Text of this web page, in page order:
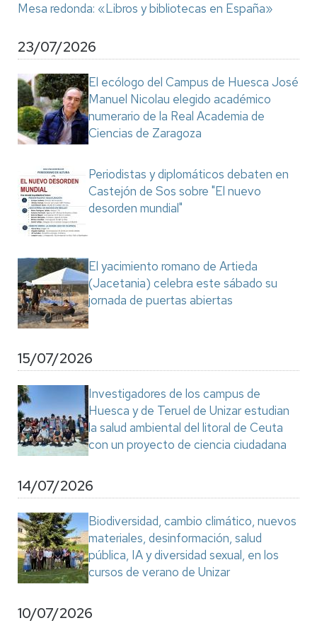
Mesa redonda: «Libros y bibliotecas en España»
23/07/2026
El ecólogo del Campus de Huesca José
Manuel Nicolau elegido académico
numerario de la Real Academia de
Ciencias de Zaragoza
Periodistas y diplomáticos debaten en
Castejón de Sos sobre "El nuevo
desorden mundial"
El yacimiento romano de Artieda
(Jacetania) celebra este sábado su
jornada de puertas abiertas
15/07/2026
Investigadores de los campus de
Huesca y de Teruel de Unizar estudian
la salud ambiental del litoral de Ceuta
con un proyecto de ciencia ciudadana
14/07/2026
Biodiversidad, cambio climático, nuevos
materiales, desinformación, salud
pública, IA y diversidad sexual, en los
cursos de verano de Unizar
10/07/2026